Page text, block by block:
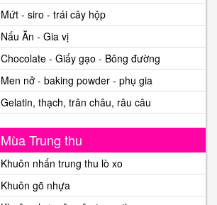
Mứt - siro - trái cây hộp
Nấu Ăn - Gia vị
Chocolate - Giấy gạo - Bông đường
Men nở - baking powder - phụ gia
Gelatin, thạch, trân châu, râu câu
Mùa Trung thu
Khuôn nhấn trung thu lò xo
Khuôn gõ nhựa